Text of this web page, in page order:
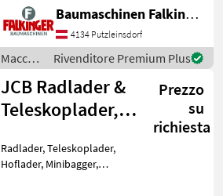
Betriebsgewicht: 5200kg
Reifen 70% Der Volvo L25F
ist in einem guten
Zustand!! BAUMASCHINEN
FALKIN
Baumaschinen Falkinger
4134 Putzleinsdorf
Macchine
edili /
Volvo
Rivenditore Premium Plus
JCB Radlader &
Teleskoplader,
Min
Prezzo
su
richiesta
Radlader, Teleskoplader,
Hoflader, Minibagger,